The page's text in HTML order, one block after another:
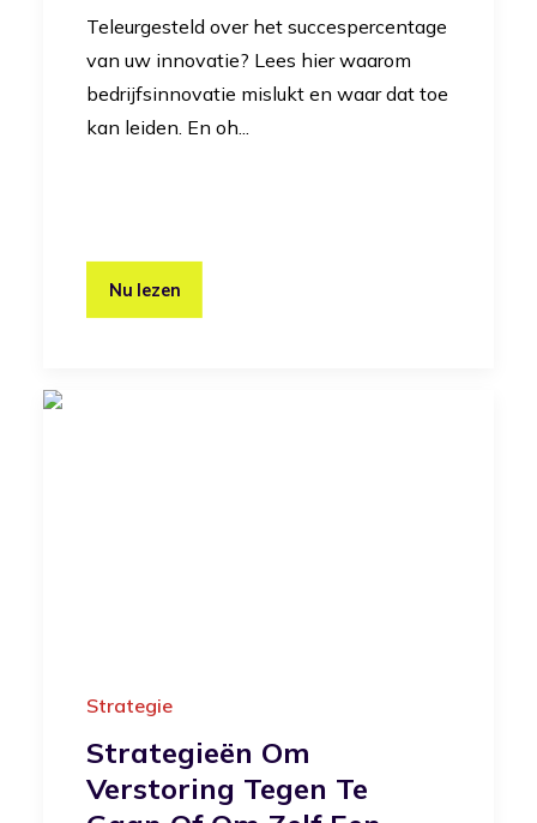
Teleurgesteld over het succespercentage
van uw innovatie? Lees hier waarom
bedrijfsinnovatie mislukt en waar dat toe
kan leiden. En oh...
Nu lezen
Strategie
Strategieën Om
Verstoring Tegen Te